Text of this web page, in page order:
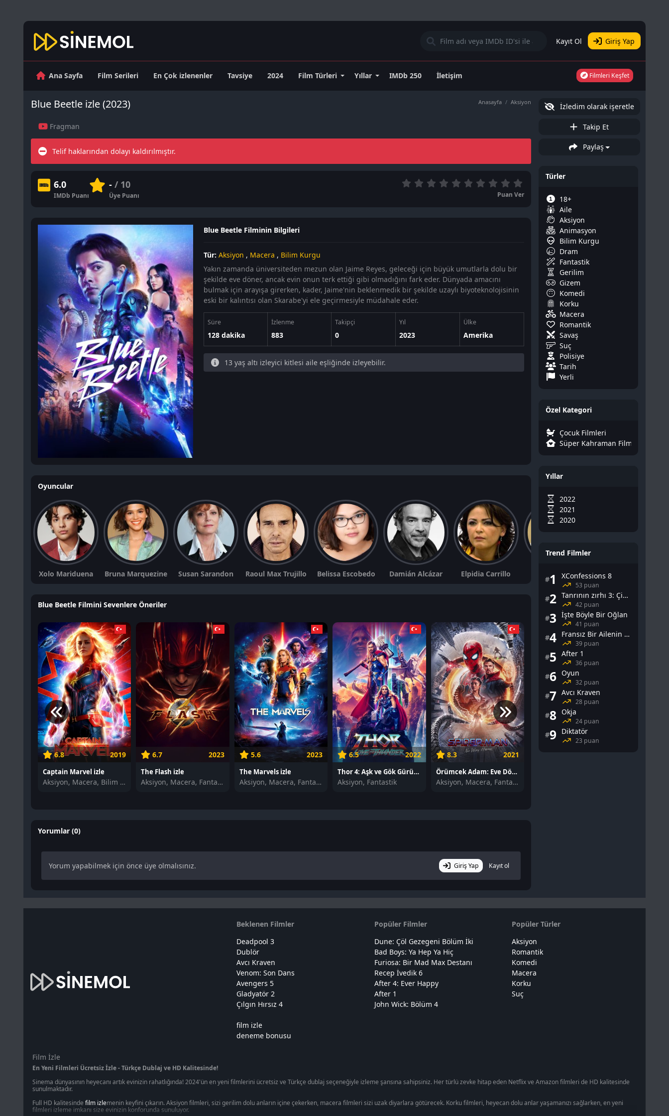
Kayıt Ol Giriş Yap
Ana Sayfa Film Serileri En Çok izlenenler Tavsiye 2024 Film Türleri Yıllar IMDb 250 İletişim Filmleri Keşfet
Blue Beetle izle (2023) Anasayfa Aksiyon
Fragman
Telif haklarından dolayı kaldırılmıştır.
6.0
IMDb Puanı
-/ 10
Üye Puanı Puan Ver
Blue Beetle Filminin Bilgileri
Tür: Aksiyon , Macera , Bilim Kurgu
Yakın zamanda üniversiteden mezun olan Jaime Reyes, geleceği için büyük umutlarla dolu bir
şekilde eve döner, ancak evin onun terk ettiği gibi olmadığını fark eder. Dünyada amacını
bulmak için arayışa girerken, kader, Jaime'nin beklenmedik bir şekilde uzaylı biyoteknolojisinin
eski bir kalıntısı olan Skarabe'yi ele geçirmesiyle müdahale eder.
Süre
128 dakika
İzlenme
883
Takipçi
0
Yıl
2023
Ülke
Amerika
13 yaş altı izleyici kitlesi aile eşliğinde izleyebilir.
Oyuncular
Xolo Mariduena Bruna Marquezine Susan Sarandon Raoul Max Trujillo Belissa Escobedo Damián Alcázar Elpidia Carrillo George Lopez Adriana Barraza
Blue Beetle Filmini Sevenlere Öneriler
6.8 2019
Captain Marvel izle
Aksiyon, Macera, Bilim Kurgu
6.7 2023
The Flash izle
Aksiyon, Macera, Fantastik
5.6 2023
The Marvels izle
Aksiyon, Macera, Fantastik
6.5 2022
Thor 4: Aşk ve Gök Gürültüsü izle
Aksiyon, Fantastik
8.3 2021
Örümcek Adam: Eve Dönüş Yok izle
Aksiyon, Macera, Fantastik
Yorumlar (0)
Yorum yapabilmek için önce üye olmalısınız. Giriş Yap Kayıt ol
İzledim olarak işeretle
Takip Et
Paylaş
Türler
18+
Aile
Aksiyon
Animasyon
Bilim Kurgu
Dram
Fantastik
Gerilim
Gizem
Komedi
Korku
Macera
Romantik
Savaş
Suç
Polisiye
Tarih
Yerli
Özel Kategori
Çocuk Filmleri
Süper Kahraman Filmleri
Yıllar
2022
2021
2020
Trend Filmler
#1 XConfessions 8
53 puan
#2 Tanrının zırhı 3: Çin Falı
42 puan
#3 İşte Böyle Bir Oğlan
41 puan
#4 Fransız Bir Ailenin Cinsel Yaşamı
39 puan
#5 After 1
36 puan
#6 Oyun
32 puan
#7 Avcı Kraven
28 puan
#8 Okja
24 puan
#9 Diktatör
23 puan
Beklenen Filmler
Deadpool 3
Dublör
Avcı Kraven
Venom: Son Dans
Avengers 5
Gladyatör 2
Çılgın Hırsız 4
Popüler Filmler
Dune: Çöl Gezegeni Bölüm İki
Bad Boys: Ya Hep Ya Hiç
Furiosa: Bir Mad Max Destanı
Recep İvedik 6
After 4: Ever Happy
After 1
John Wick: Bölüm 4
Popüler Türler
Aksiyon
Romantik
Komedi
Macera
Korku
Suç
film izle
deneme bonusu
Film İzle
En Yeni Filmleri Ücretsiz İzle - Türkçe Dublaj ve HD Kalitesinde!
Sinema dünyasının heyecanı artık evinizin rahatlığında! 2024'ün en yeni filmlerini ücretsiz ve Türkçe dublaj seçeneğiyle izleme şansına sahipsiniz. Her türlü zevke hitap eden Netflix ve Amazon filmleri de HD kalitesinde
sunulmaktadır.
Full HD kalitesinde film izlemenin keyfini çıkarın. Aksiyon filmleri, sizi gerilim dolu anların içine çekerken, macera filmleri sizi uzak diyarlara götürecek. Korku filmleri, heyecan dolu anlar yaşamanızı sağlarken, en yeni
filmleri izleme imkanı size evinizin konforunda sunuluyor.